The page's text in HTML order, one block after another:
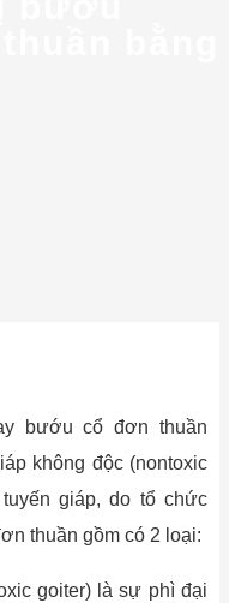
bướu cổ đơn thuần
không độc (nontoxic
giáp, do tổ chức
thuần gồm có 2 loại:
goiter) là sự phì đại